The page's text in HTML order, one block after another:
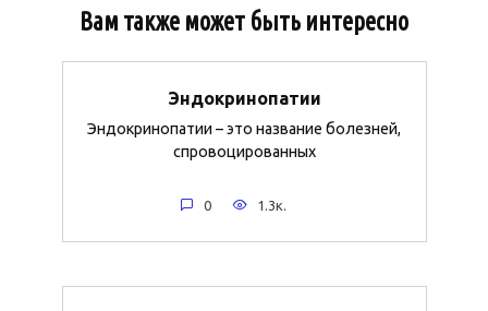
Вам также может быть интересно
Эндокринопатии
Эндокринопатии – это название болезней,
спровоцированных
0 1.3к.